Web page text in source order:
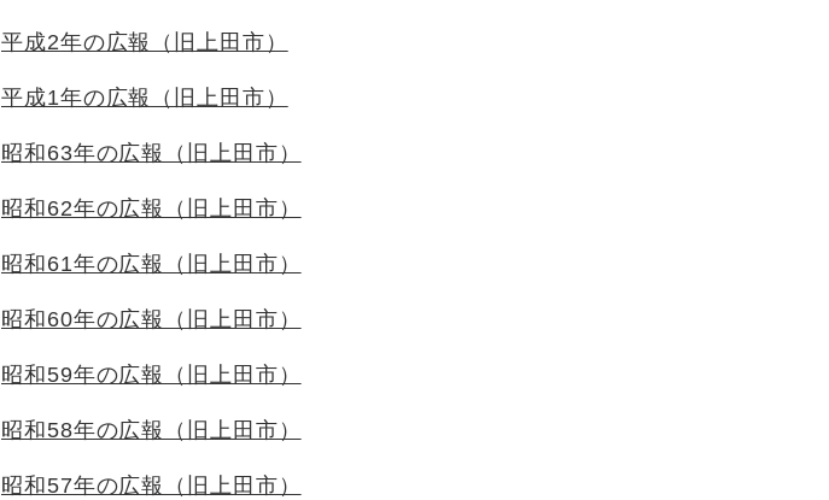
平成2年の広報（旧上田市）
平成1年の広報（旧上田市）
昭和63年の広報（旧上田市）
昭和62年の広報（旧上田市）
昭和61年の広報（旧上田市）
昭和60年の広報（旧上田市）
昭和59年の広報（旧上田市）
昭和58年の広報（旧上田市）
昭和57年の広報（旧上田市）